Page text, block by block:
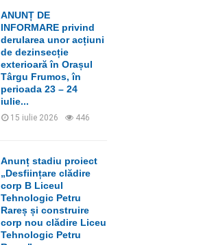
ANUNȚ DE
INFORMARE privind
derularea unor acțiuni
de dezinsecție
exterioară în Orașul
Târgu Frumos, în
perioada 23 – 24
iulie...
15 iulie 2026 446
Anunț stadiu proiect
„Desființare clădire
corp B Liceul
Tehnologic Petru
Rareș și construire
corp nou clădire Liceu
Tehnologic Petru